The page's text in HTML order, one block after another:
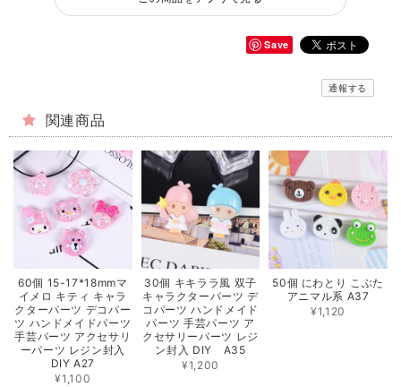
Save
通報する
関連商品
60個 15-17*18mmマ
イメロ キティ キャラ
クターパーツ デコパー
ツ ハンドメイドパーツ
手芸パーツ アクセサリ
ーパーツ レジン封入
DIY A27
¥1,100
30個 キキララ風 双子
キャラクターパーツ デ
コパーツ ハンドメイド
パーツ 手芸パーツ ア
クセサリーパーツ レジ
ン封入 DIY A35
¥1,200
50個 にわとり こぶた
アニマル系 A37
¥1,120